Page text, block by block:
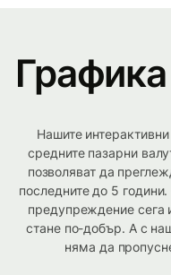
Нашите
средните пазарни
позволяват да
последните до 5
предупреждение сега
стане по-добър. А с
няма да